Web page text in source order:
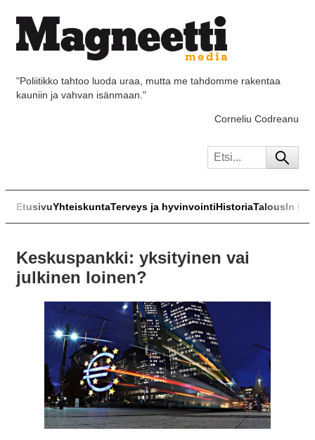
"Poliitikko tahtoo luoda uraa, mutta me tahdomme rakentaa
kauniin ja vahvan isänmaan."
Corneliu Codreanu
EtusivuYhteiskuntaTerveys ja hyvinvointiHistoriaTalousIn
Keskuspankki: yksityinen vai
julkinen loinen?